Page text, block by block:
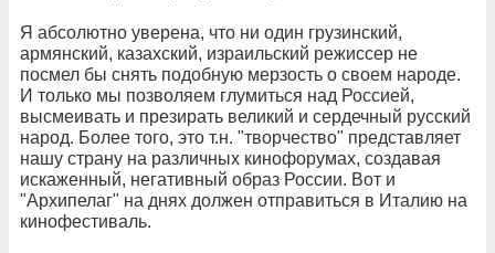
Я абсолютно уверена, что ни один грузинский,
армянский, казахский, израильский режиссер не
посмел бы снять подобную мерзость о своем народе.
И только мы позволяем глумиться над Россией,
высмеивать и презирать великий и сердечный русский
народ. Более того, это т.н. "творчество" представляет
нашу страну на различных кинофорумах, создавая
искаженный, негативный образ России. Вот и
"Архипелаг" на днях должен отправиться в Италию на
кинофестиваль.